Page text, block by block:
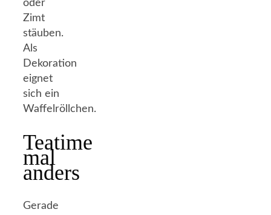
oder
Zimt
stäuben.
Als
Dekoration
eignet
sich ein
Waffelröllchen.
Teatime
mal
anders
Gerade